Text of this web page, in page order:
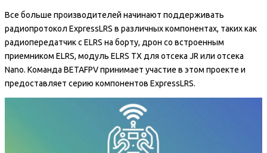
Все больше производителей начинают поддерживать
радиопротокол ExpressLRS в различных компонентах, таких как
радиопередатчик с ELRS на борту, дрон со встроенным
приемником ELRS, модуль ELRS TX для отсека JR или отсека
Nano. Команда BETAFPV принимает участие в этом проекте и
предоставляет серию компонентов ExpressLRS.